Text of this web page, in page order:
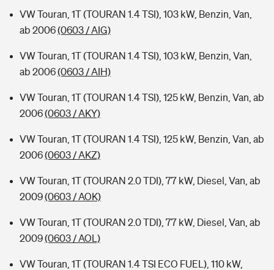
VW Touran, 1T (TOURAN 1.4 TSI), 103 kW, Benzin, Van,
ab 2006(0603 / AIG)
VW Touran, 1T (TOURAN 1.4 TSI), 103 kW, Benzin, Van,
ab 2006(0603 / AIH)
VW Touran, 1T (TOURAN 1.4 TSI), 125 kW, Benzin, Van, ab
2006(0603 / AKY)
VW Touran, 1T (TOURAN 1.4 TSI), 125 kW, Benzin, Van, ab
2006(0603 / AKZ)
VW Touran, 1T (TOURAN 2.0 TDI), 77 kW, Diesel, Van, ab
2009(0603 / AOK)
VW Touran, 1T (TOURAN 2.0 TDI), 77 kW, Diesel, Van, ab
2009(0603 / AOL)
VW Touran, 1T (TOURAN 1.4 TSI ECO FUEL), 110 kW,